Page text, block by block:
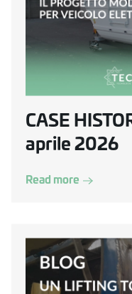
CASE
aprile 2026
Read more